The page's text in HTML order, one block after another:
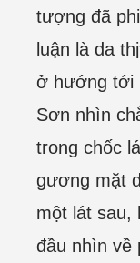
tượng đã
luận là da
ở hướng tới
Sơn nhìn
trong chốc
gương mặt
một lát sau,
đầu nhìn về